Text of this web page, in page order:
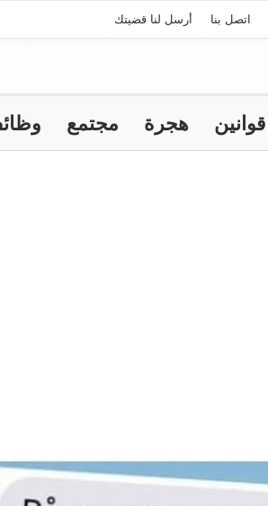
اتصل بنا أرسل لنا قضيتك
قوانين هجرة مجتمع